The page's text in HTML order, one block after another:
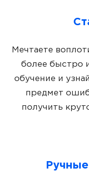
Мечтаете
более быстро
обучение и
предмет
получить